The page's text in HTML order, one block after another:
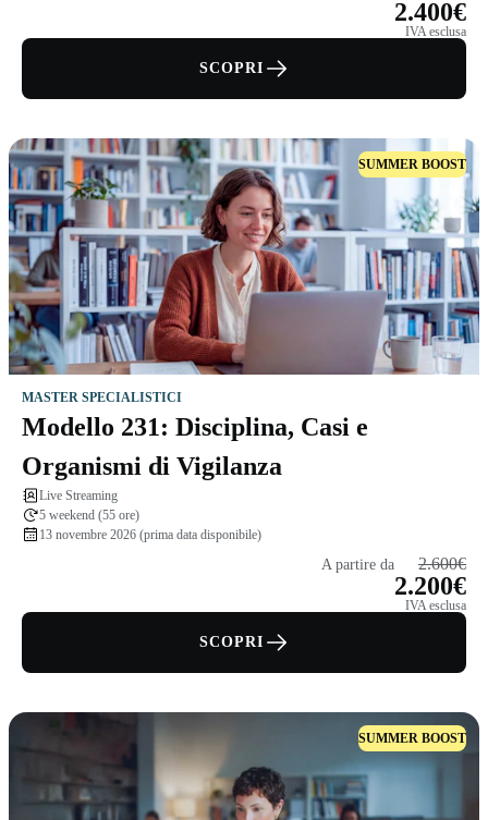
2.400€
IVA esclusa
SCOPRI
SUMMER BOOST
MASTER SPECIALISTICI
Modello 231: Disciplina, Casi e
Organismi di Vigilanza
Live Streaming
5 weekend (55 ore)
13 novembre 2026 (prima data disponibile)
A partire da 2.600€
2.200€
IVA esclusa
SCOPRI
SUMMER BOOST